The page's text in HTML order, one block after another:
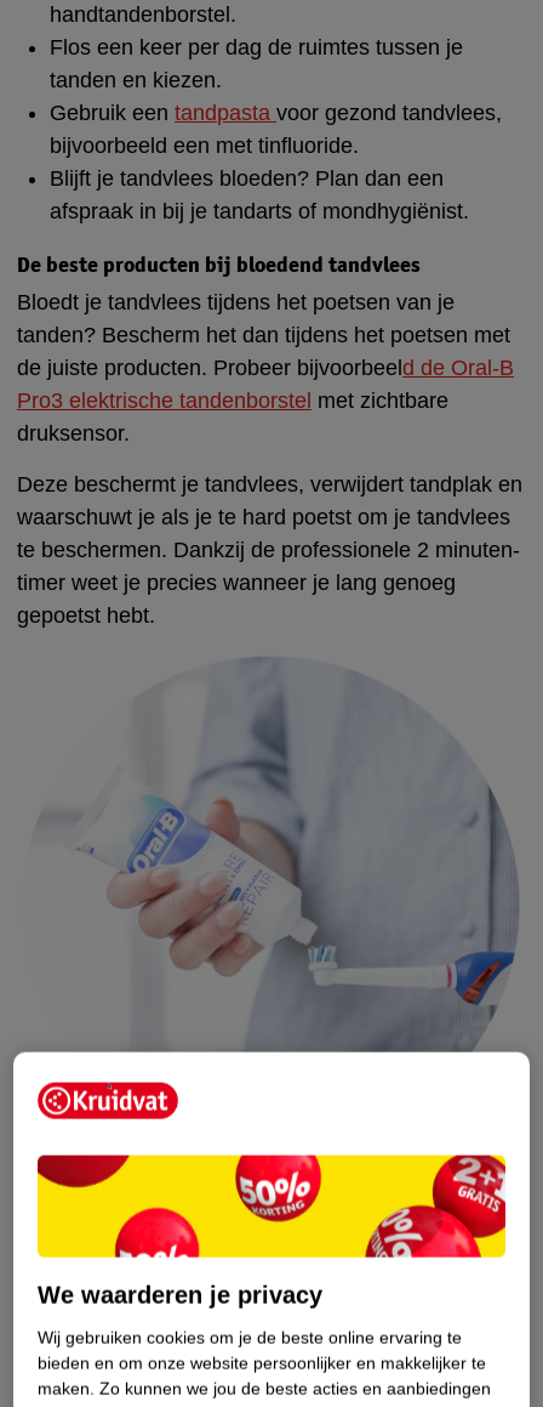
handtandenborstel.
Flos een keer per dag de ruimtes tussen je
tanden en kiezen.
Gebruik eentandpastavoor gezond tandvlees,
bijvoorbeeld een met tinfluoride.
Blijft je tandvlees bloeden? Plan dan een
afspraak in bij je tandarts of mondhygiënist.
De beste producten bij bloedend tandvlees
Bloedt je tandvlees tijdens het poetsen van je
tanden? Bescherm het dan tijdens het poetsen met
de juiste producten. Probeer bijvoorbeeld de Oral-B
Pro3 elektrische tandenborstel met zichtbare
druksensor.
Deze beschermt je tandvlees, verwijdert tandplak en
waarschuwt je als je te hard poetst om je tandvlees
te beschermen. Dankzij de professionele 2 minuten-
timer weet je precies wanneer je lang genoeg
gepoetst hebt.
Oral-B Tandvlees & Glazuur Repair Original
tandpasta helpt je je tandvlees te beschermen en je
verzwakte tandglazuur te herstellen. De tandpasta
voor gevoelige tanden heeft daarnaast een
antibacteriële werking. Om je
mondverzorgingsroutine compleet te maken, flos je
We waarderen je privacy
Wij gebruiken cookies om je de beste online ervaring te
bieden en om onze website persoonlijker en makkelijker te
maken. Zo kunnen we jou de beste acties en aanbiedingen